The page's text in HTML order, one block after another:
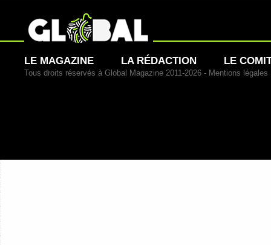
LE MAGAZINE LA RÉDACTION LE
Tous droits réservés à Global Magazine 2011-2026 - Mentions légales